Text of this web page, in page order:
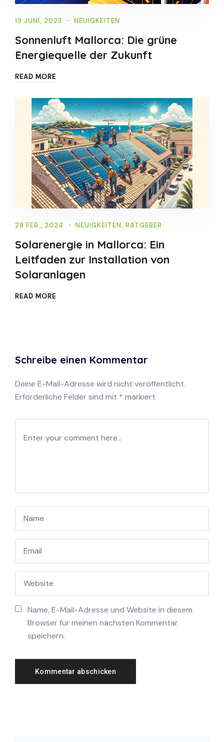
19 JUNI, 2023 NEUIGKEITEN
Sonnenluft Mallorca: Die grüne
Energiequelle der Zukunft
READ MORE
28 FEB., 2024 NEUIGKEITEN, RATGEBER
Solarenergie in Mallorca: Ein
Leitfaden zur Installation von
Solaranlagen
READ MORE
Schreibe einen Kommentar
Deine E-Mail-Adresse wird nicht veröffentlicht.
Erforderliche Felder sind mit * markiert
Name, E-Mail-Adresse und Website in diesem
Browser für meinen nächsten Kommentar
speichern.